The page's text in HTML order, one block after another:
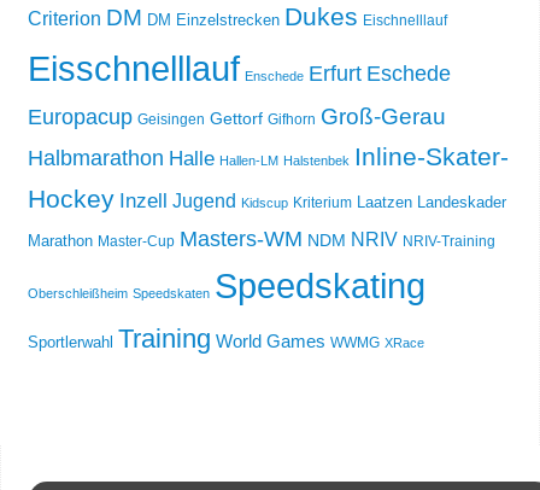
Criterion DM DM Einzelstrecken Dukes Eischnelllauf
Eisschnelllauf Enschede Erfurt Eschede
Europacup Geisingen Gettorf Gifhorn Groß-Gerau
Halbmarathon Halle Hallen-LM Halstenbek Inline-Skater-
Hockey Inzell Jugend Kidscup Kriterium Laatzen Landeskader
Marathon Master-Cup Masters-WM NDM NRIV NRIV-Training
Oberschleißheim Speedskaten Speedskating
Sportlerwahl Training World Games WWMG XRace